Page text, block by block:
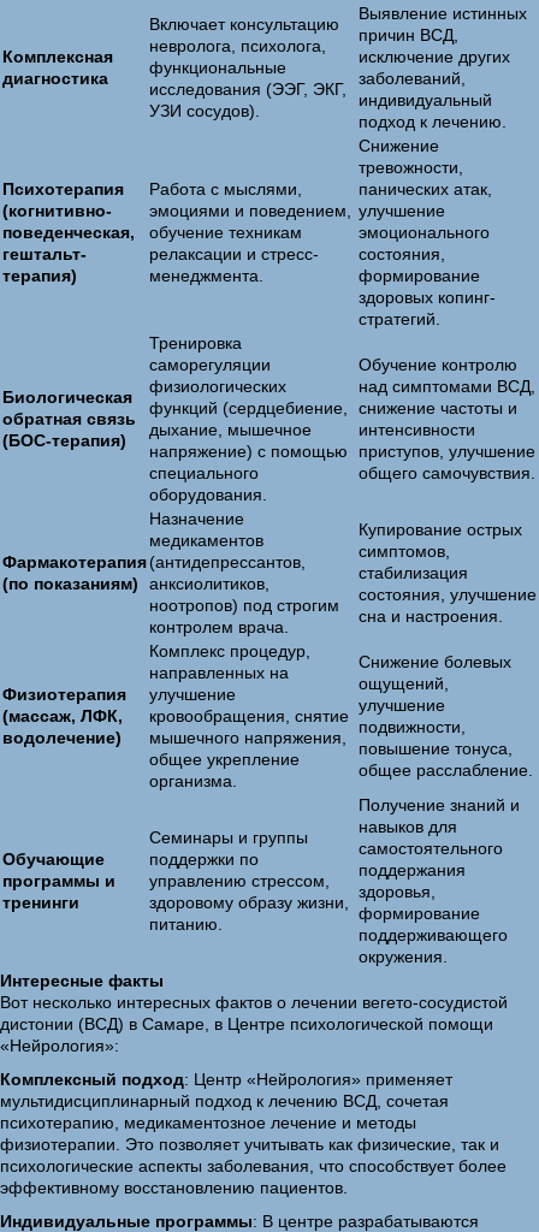
Комплексная
диагностика
Включает консультацию
невролога, психолога,
функциональные
исследования (ЭЭГ, ЭКГ,
УЗИ сосудов).
Выявление истинных
причин ВСД,
исключение других
заболеваний,
индивидуальный
подход к лечению.
Психотерапия
(когнитивно-
поведенческая,
гештальт-
терапия)
Работа с мыслями,
эмоциями и поведением,
обучение техникам
релаксации и стресс-
менеджмента.
Снижение
тревожности,
панических атак,
улучшение
эмоционального
состояния,
формирование
здоровых копинг-
стратегий.
Биологическая
обратная связь
(БОС-терапия)
Тренировка
саморегуляции
физиологических
функций (сердцебиение,
дыхание, мышечное
напряжение) с помощью
специального
оборудования.
Обучение контролю
над симптомами ВСД,
снижение частоты и
интенсивности
приступов, улучшение
общего самочувствия.
Фармакотерапия
(по показаниям)
Назначение
медикаментов
(антидепрессантов,
анксиолитиков,
ноотропов) под строгим
контролем врача.
Купирование острых
симптомов,
стабилизация
состояния, улучшение
сна и настроения.
Физиотерапия
(массаж, ЛФК,
водолечение)
Комплекс процедур,
направленных на
улучшение
кровообращения, снятие
мышечного напряжения,
общее укрепление
организма.
Снижение болевых
ощущений,
улучшение
подвижности,
повышение тонуса,
общее расслабление.
Обучающие
программы и
тренинги
Семинары и группы
поддержки по
управлению стрессом,
здоровому образу жизни,
питанию.
Получение знаний и
навыков для
самостоятельного
поддержания
здоровья,
формирование
поддерживающего
окружения.
Интересные факты
Вот несколько интересных фактов о лечении вегето-сосудистой
дистонии (ВСД) в Самаре, в Центре психологической помощи
«Нейрология»:
Комплексный подход: Центр «Нейрология» применяет
мультидисциплинарный подход к лечению ВСД, сочетая
психотерапию, медикаментозное лечение и методы
физиотерапии. Это позволяет учитывать как физические, так и
психологические аспекты заболевания, что способствует более
эффективному восстановлению пациентов.
Индивидуальные программы: В центре разрабатываются